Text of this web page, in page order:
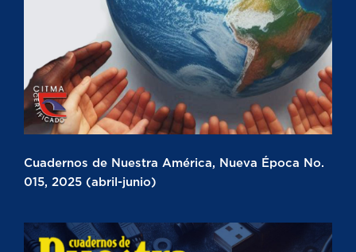
Cuadernos de Nuestra América, Nueva Época No.
015, 2025 (abril-junio)